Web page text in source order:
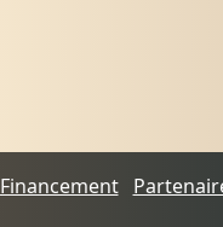
Financement